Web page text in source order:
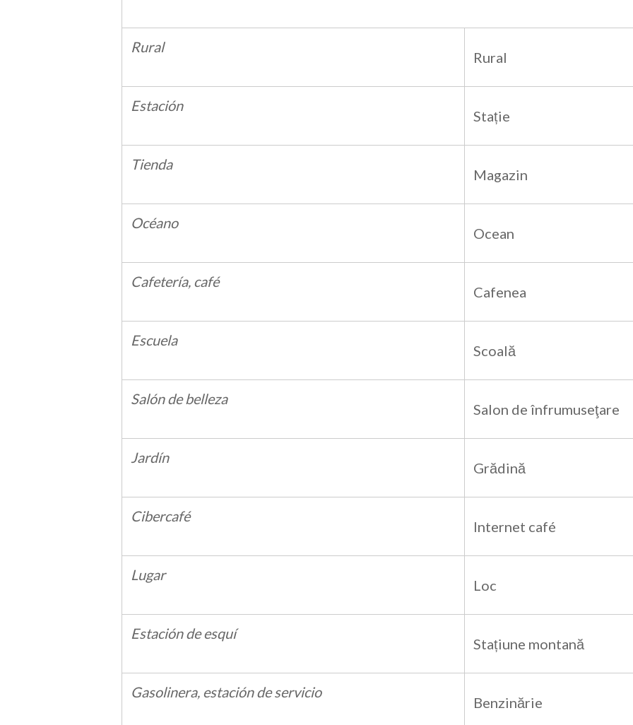
Rural
Rural
Estación
Stație
Tienda
Magazin
Océano
Ocean
Cafetería, café
Cafenea
Escuela
Scoală
Salón de belleza
Salon de înfrumuseţare
Jardín
Grădină
Cibercafé
Internet café
Lugar
Loc
Estación de esquí
Stațiune montană
Gasolinera, estación de servicio
Benzinărie